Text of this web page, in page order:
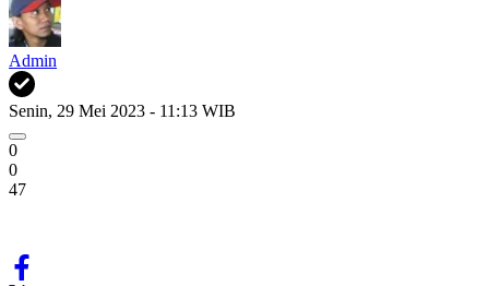
Admin
Senin, 29 Mei 2023 - 11:13 WIB
0
0
47